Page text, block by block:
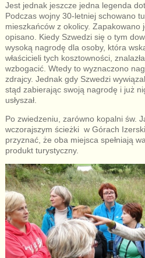
Jest jednak jeszcze jedna legenda
Podczas wojny 30-letniej schowano
mieszkańców z okolicy. Zapakowano
opisano. Kiedy Szwedzi się o tym
wysoką nagrodę dla osoby, która
właścicieli tych kosztowności,
wzbogacić. Wtedy to wyznaczono
zdrajcy. Jednak gdy Szwedzi
stąd zabierając swoją nagrodę i już
usłyszał.
Po zwiedzeniu, zarówno kopalni św.
wczorajszym ścieżki w Górach
przyznać, że oba miejsca spełniają
produkt turystyczny.